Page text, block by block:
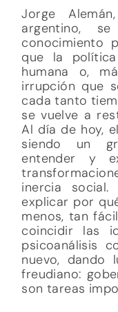
Jorge
argentino,
conocimiento
que la
humana o,
irrupción que
cada tanto
se vuelve a
Al día de hoy,
siendo un
entender y
inercia
explicar por
menos, tan
coincidir las
psicoanálisis
nuevo, dando
freudiano:
son tareas